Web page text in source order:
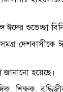
ঈদের শুভেচ্ছা
দেশবাসীকে
হয়েছে।
শিক্ষক,